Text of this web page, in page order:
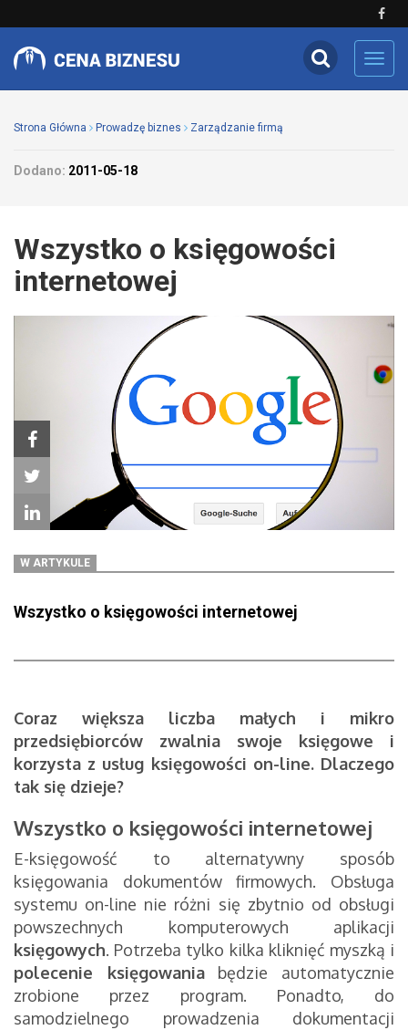
Strona Główna Prowadzę biznes Zarządzanie firmą
Dodano: 2011-05-18
Wszystko o księgowości
internetowej
W ARTYKULE
Wszystko o księgowości internetowej
Coraz większa liczba małych i mikro
przedsiębiorców zwalnia swoje księgowe i
korzysta z usług księgowości on-line. Dlaczego
tak się dzieje?
Wszystko o księgowości internetowej
E-księgowość to alternatywny sposób
księgowania dokumentów firmowych. Obsługa
systemu on-line nie różni się zbytnio od obsługi
powszechnych komputerowych aplikacji
księgowych. Potrzeba tylko kilka kliknięć myszką i
polecenie księgowaniabędzie automatycznie
zrobione przez program. Ponadto, do
samodzielnego prowadzenia dokumentacji